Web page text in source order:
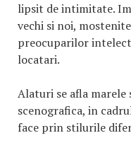
lipsit de intimitate.
vechi si noi,
preocuparilor
locatari.
Alaturi se afla marele
scenografica, in
face prin stilurile